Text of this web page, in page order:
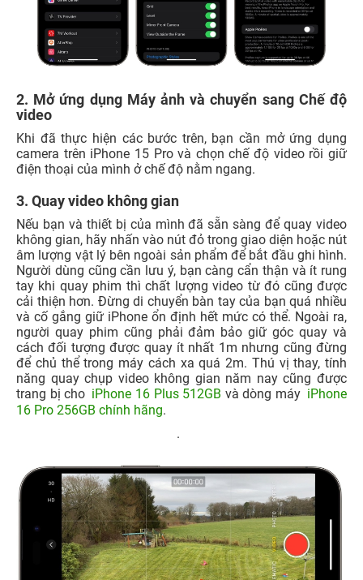
2. Mở ứng dụng Máy ảnh và chuyển sang Chế độ
video
Khi đã thực hiện các bước trên, bạn cần mở ứng dụng
camera trên iPhone 15 Pro và chọn chế độ video rồi giữ
điện thoại của mình ở chế độ nằm ngang.
3. Quay video không gian
Nếu bạn và thiết bị của mình đã sẵn sàng để quay video
không gian, hãy nhấn vào nút đỏ trong giao diện hoặc nút
âm lượng vật lý bên ngoài sản phẩm để bắt đầu ghi hình.
Người dùng cũng cần lưu ý, bạn càng cẩn thận và ít rung
tay khi quay phim thì chất lượng video từ đó cũng được
cải thiện hơn. Đừng di chuyển bàn tay của bạn quá nhiều
và cố gắng giữ iPhone ổn định hết mức có thể. Ngoài ra,
người quay phim cũng phải đảm bảo giữ góc quay và
cách đối tượng được quay ít nhất 1m nhưng cũng đừng
để chủ thể trong máy cách xa quá 2m. Thú vị thay, tính
năng quay chụp video không gian năm nay cũng được
trang bị cho iPhone 16 Plus 512GB và dòng máy iPhone
16 Pro 256GB chính hãng.
.